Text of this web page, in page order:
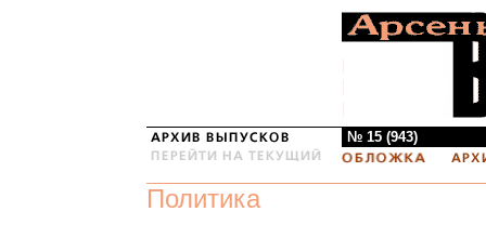
№ 15 (943)
Политика